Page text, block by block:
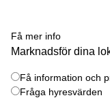
Få mer info
Marknadsför dina
Få information och
Fråga hyresvärden